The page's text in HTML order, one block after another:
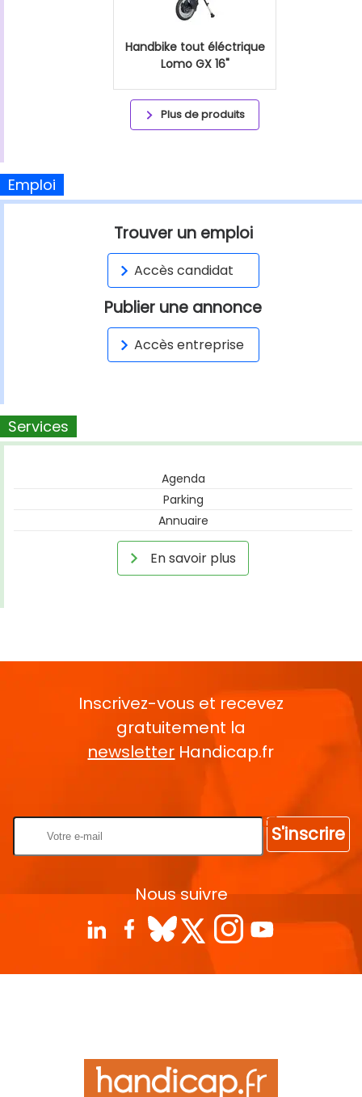
Handbike tout éléctrique
Lomo GX 16"
Plus de produits
Emploi
Trouver un emploi
Accès candidat
Publier une annonce
Accès entreprise
Services
Agenda
Parking
Annuaire
En savoir plus
Inscrivez-vous et recevez
gratuitement la
newsletter Handicap.fr
S'inscrire
Nous suivre